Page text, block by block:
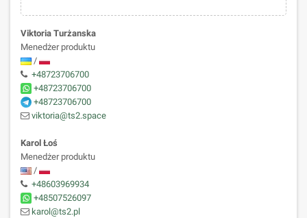
Viktoria Turżanska
Menedżer produktu
/
+48723706700
+48723706700
+48723706700
viktoria@ts2.space
Karol Łoś
Menedżer produktu
/
+48603969934
+48507526097
karol@ts2.pl